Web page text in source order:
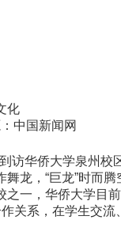
化
中国新闻网
华侨大学泉州校
龙，“巨龙”时而
，华侨大学目前
关系，在学生交